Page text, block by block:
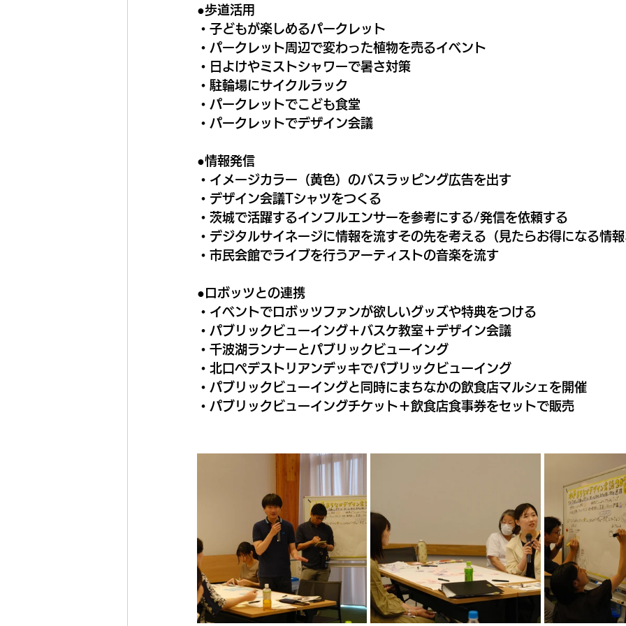
●歩道活用
・子どもが楽しめるパークレット
・パークレット周辺で変わった植物を売るイベント
・日よけやミストシャワーで暑さ対策
・駐輪場にサイクルラック
・パークレットでこども食堂
・パークレットでデザイン会議
●情報発信
・イメージカラー（黄色）のバスラッピング広告を出す
・デザイン会議Tシャツをつくる
・茨城で活躍するインフルエンサーを参考にする/発信を依頼する
・デジタルサイネージに情報を流すその先を考える（見たらお得になる情
・市民会館でライブを行うアーティストの音楽を流す
●ロボッツとの連携
・イベントでロボッツファンが欲しいグッズや特典をつける
・パブリックビューイング＋バスケ教室＋デザイン会議
・千波湖ランナーとパブリックビューイング
・北口ペデストリアンデッキでパブリックビューイング
・パブリックビューイングと同時にまちなかの飲食店マルシェを開催
・パブリックビューイングチケット＋飲食店食事券をセットで販売